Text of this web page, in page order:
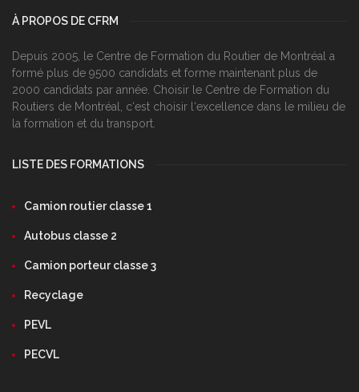
À PROPOS DE CFRM
Depuis 2005, le Centre de Formation du Routier de Montréal a
formé plus de 9500 candidats et forme maintenant plus de
2000 candidats par année. Choisir le Centre de Formation du
Routiers de Montréal, c‘est choisir l‘excellence dans le milieu de
la formation et du transport.
LISTE DES FORMATIONS
Camion routier classe 1
Autobus classe 2
Camion porteur classe 3
Recyclage
PEVL
PECVL